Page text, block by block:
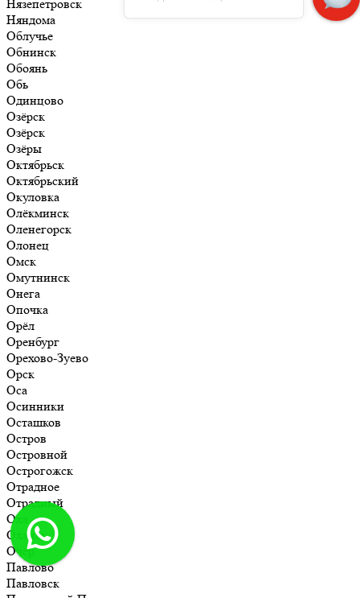
Нязепетровск
Няндома
Облучье
Обнинск
Обоянь
Обь
Одинцово
Озёрск
Озёрск
Озёры
Октябрьск
Октябрьский
Окуловка
Олёкминск
Оленегорск
Олонец
Омск
Омутнинск
Онега
Опочка
Орёл
Оренбург
Орехово-Зуево
Орск
Оса
Осинники
Осташков
Остров
Островной
Острогожск
Отрадное
Отрадный
Оха
Оханск
Очёр
Павлово
Павловск